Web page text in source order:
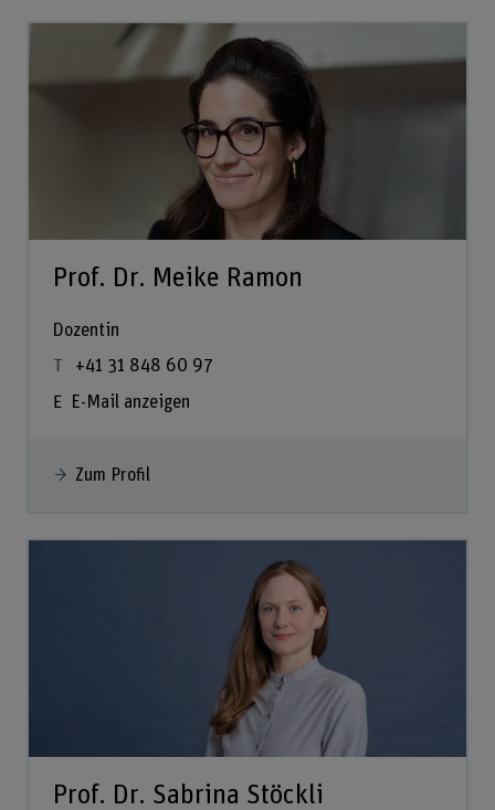
Prof. Dr. Meike Ramon
Dozentin
+41 31 848 60 97
E-Mail anzeigen
Zum Profil
Prof. Dr. Sabrina Stöckli